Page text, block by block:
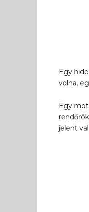
Egy
volna,
Egy
jelent